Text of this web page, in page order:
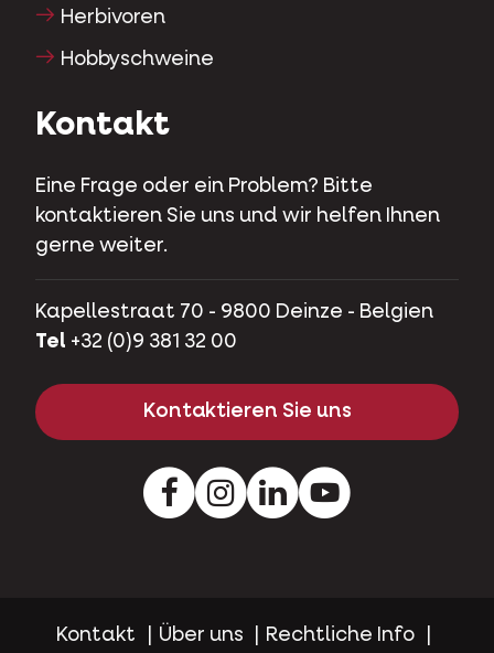
Herbivoren
Hobbyschweine
Kontakt
Eine Frage oder ein Problem? Bitte
kontaktieren Sie uns und wir helfen Ihnen
gerne weiter.
Kapellestraat 70 - 9800 Deinze - Belgien
Tel +32 (0)9 381 32 00
Kontaktieren Sie uns
FacebookInstagramLinkedInYoutube
Kontakt Über uns Rechtliche Info